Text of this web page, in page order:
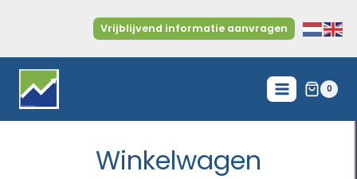
Vrijblijvend informatie aanvragen
0
Winkelwagen